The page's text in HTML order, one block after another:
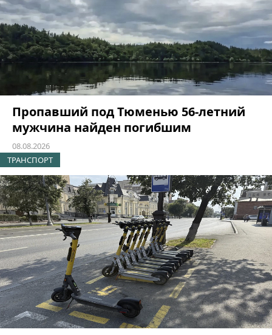
Пропавший под Тюменью 56-летний
мужчина найден погибшим
08.08.2026
ТРАНСПОРТ